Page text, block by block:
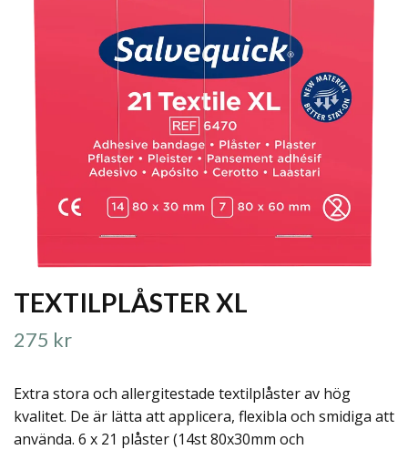
TEXTILPLÅSTER XL
275 kr
Extra stora och allergitestade textilplåster av hög
kvalitet. De är lätta att applicera, flexibla och smidiga att
använda. 6 x 21 plåster (14st 80x30mm och